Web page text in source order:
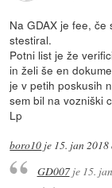
Na GDAX je fee,
stestiral.
Potni list je že
in želi še en
je v petih poskusih
sem bil na vozniški
Lp
boro10 je 15. jan
GD007je 15.